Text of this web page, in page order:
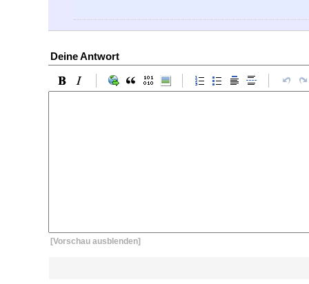
Deine Antwort
[Vorschau ausblenden]